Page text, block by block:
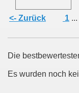
<- Zurück 1 ...
Die
Es wurden noch